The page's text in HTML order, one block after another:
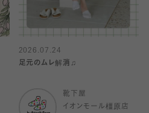
2026.07.24
足元のムレ解消♫
靴下屋
イオンモール橿原店